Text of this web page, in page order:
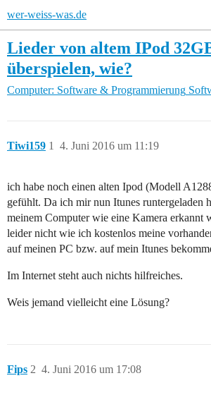
wer-weiss-was.de
Lieder von altem IPod
überspielen, wie?
Computer: Software & Programmierung
Tiwi159 4. Juni 2016 um 11:19
1
ich habe noch einen alten Ipod (Modell
gefühlt. Da ich mir nun Itunes runtergeladen
meinem Computer wie eine Kamera erkannt
leider nicht wie ich kostenlos meine
auf meinen PC bzw. auf mein Itunes
Im Internet steht auch nichts hilfreiches.
Weis jemand vielleicht eine Lösung?
Fips 4. Juni 2016 um 17:08
2